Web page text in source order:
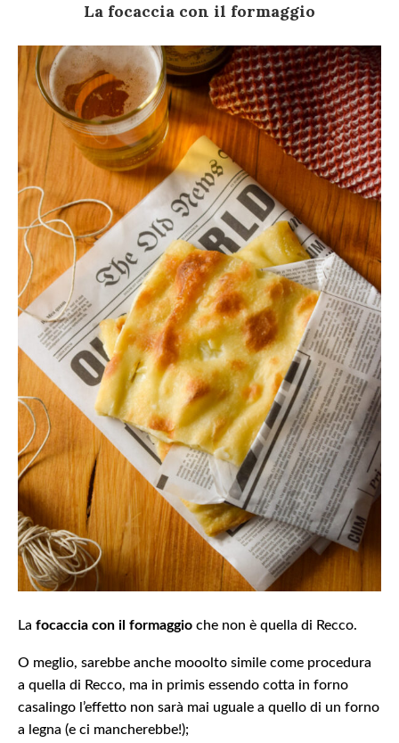
La focaccia con il formaggio
La focaccia con il formaggio che non è quella di Recco.
O meglio, sarebbe anche mooolto simile come procedura
a quella di Recco, ma in primis essendo cotta in forno
casalingo l’effetto non sarà mai uguale a quello di un forno
a legna (e ci mancherebbe!);